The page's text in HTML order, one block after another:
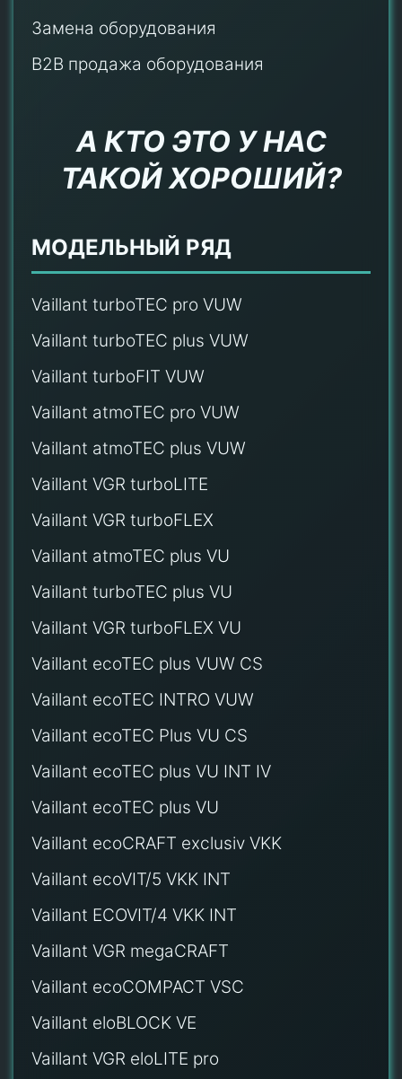
Замена оборудования
B2B продажа оборудования
А КТО ЭТО У НАС
ТАКОЙ ХОРОШИЙ?
МОДЕЛЬНЫЙ РЯД
Vaillant turboTEC pro VUW
Vaillant turboTEC plus VUW
Vaillant turboFIT VUW
Vaillant atmoTEC pro VUW
Vaillant atmoTEC plus VUW
Vaillant VGR turboLITE
Vaillant VGR turboFLEX
Vaillant atmoTEC plus VU
Vaillant turboTEC plus VU
Vaillant VGR turboFLEX VU
Vaillant ecoTEC plus VUW CS
Vaillant ecoTEC INTRO VUW
Vaillant ecoTEC Plus VU CS
Vaillant ecoTEC plus VU INT IV
Vaillant ecoTEC plus VU
Vaillant ecoCRAFT exclusiv VKK
Vaillant ecoVIT/5 VKK INT
Vaillant ECOVIT/4 VKK INT
Vaillant VGR megaCRAFT
Vaillant ecoCOMPACT VSC
Vaillant eloBLOCK VE
Vaillant VGR eloLITE pro